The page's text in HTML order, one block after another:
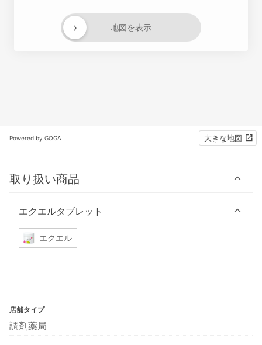
地図を表示
›
Powered by GOGA 大きな地図
取り扱い商品
エクエルタブレット
エクエル
店舗タイプ
調剤薬局